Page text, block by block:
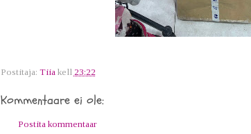
Postitaja: Tiia kell 23:22
Kommentaare ei ole:
Postita kommentaar